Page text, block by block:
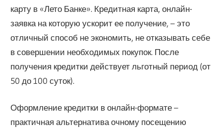
карту в «Лето Банке». Кредитная карта, онлайн-
заявка на которую ускорит ее получение, – это
отличный способ не экономить, не отказывать себе
в совершении необходимых покупок. После
получения кредитки действует льготный период (от
50 до 100 суток).
Оформление кредитки в онлайн-формате –
практичная альтернатива очному посещению